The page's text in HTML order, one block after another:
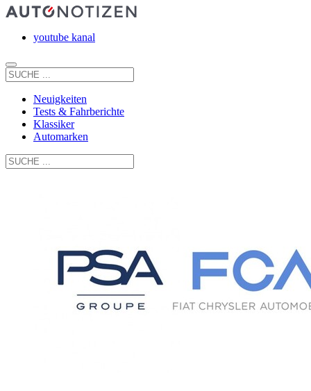
youtube kanal
Neuigkeiten
Tests & Fahrberichte
Klassiker
Automarken